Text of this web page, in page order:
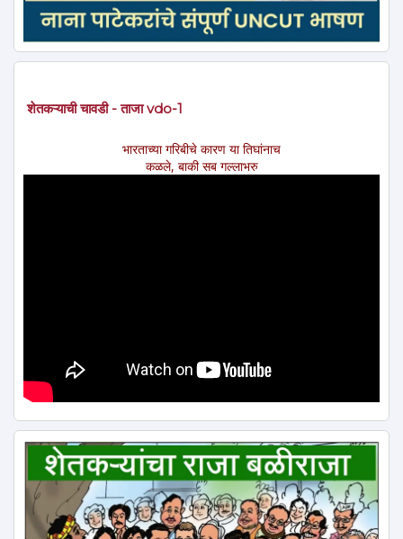
शेतकऱ्याची चावडी - ताजा vdo-1
भारताच्या गरिबीचे कारण या तिघांनाच
कळले, बाकी सब गल्लाभरु